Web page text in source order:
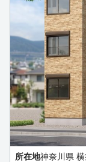
所在地神奈川県